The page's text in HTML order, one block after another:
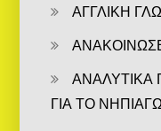
ΑΓΓΛΙΚΗ
ΓΙΑ ΤΟ